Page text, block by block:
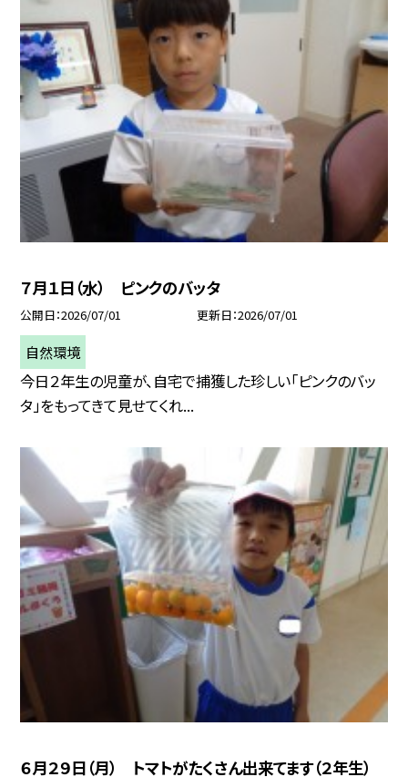
７月１日（水） ピンクのバッタ
公開日 2026/07/01 更新日 2026/07/01
自然環境
今日２年生の児童が、自宅で捕獲した珍しい「ピンクのバッ
タ」をもってきて見せてくれ...
６月２９日（月） トマトがたくさん出来てます（２年生）